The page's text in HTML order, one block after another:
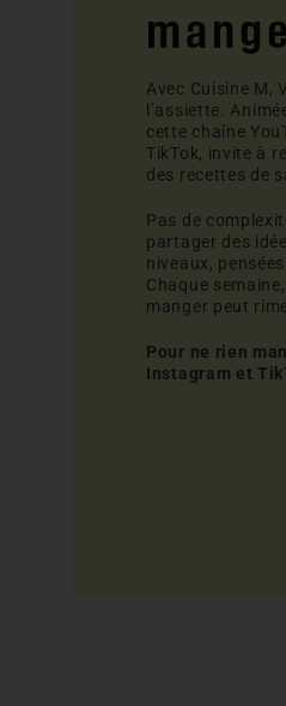
Avec Cuisine M,
l’assiette.
cette chaîne
TikTok, invite à
des recettes de
Pas de
partager des
niveaux,
Chaque
manger peut
Pour ne rien
Instagram et